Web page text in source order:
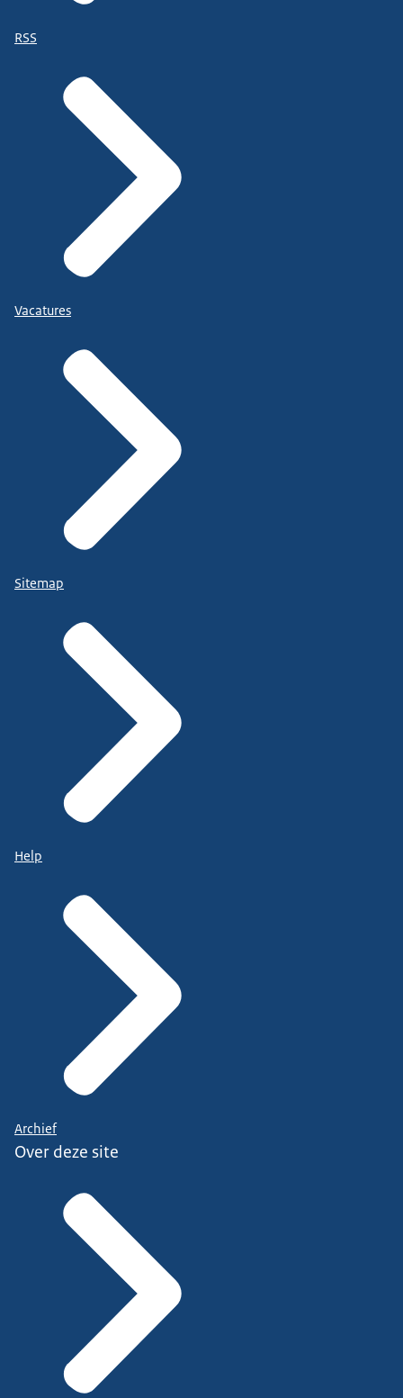
RSS
Vacatures
Sitemap
Help
Archief
Over deze site